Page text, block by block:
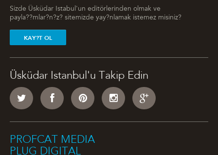
Sizde Üsküdar Istabul'un editörlerinden olmak ve
payla??mlar?n?z? sitemizde yay?nlamak istemez misiniz?
KAY?T OL
Üsküdar Istanbul'u Takip Edin
PROFCAT MEDIA
PLUG DIGITAL